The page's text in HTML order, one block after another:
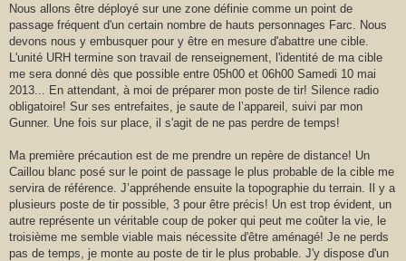
Nous allons être déployé sur une zone définie comme un point de
passage fréquent d'un certain nombre de hauts personnages Farc. Nous
devons nous y embusquer pour y être en mesure d'abattre une cible.
L'unité URH termine son travail de renseignement, l'identité de ma cible
me sera donné dès que possible entre 05h00 et 06h00 Samedi 10 mai
2013... En attendant, à moi de préparer mon poste de tir! Silence radio
obligatoire! Sur ses entrefaites, je saute de l’appareil, suivi par mon
Gunner. Une fois sur place, il s'agit de ne pas perdre de temps!
Ma première précaution est de me prendre un repère de distance! Un
Caillou blanc posé sur le point de passage le plus probable de la cible me
servira de référence. J’appréhende ensuite la topographie du terrain. Il y a
plusieurs poste de tir possible, 3 pour être précis! Un est trop évident, un
autre représente un véritable coup de poker qui peut me coûter la vie, le
troisième me semble viable mais nécessite d'être aménagé! Je ne perds
pas de temps, je monte au poste de tir le plus probable. J'y dispose d'un